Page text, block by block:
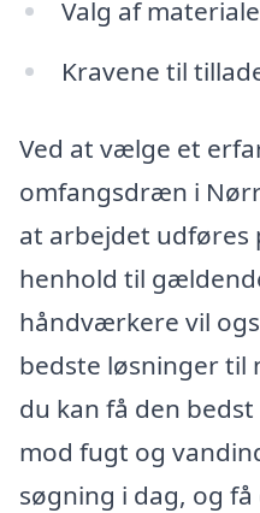
Valg af
Kravene til
Ved at vælge et
omfangsdræn i
at arbejdet udføres
henhold til
håndværkere vil
bedste løsninger til
du kan få den
mod fugt og
søgning i dag, og